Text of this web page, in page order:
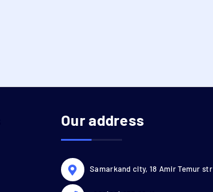
Our address
Samarkand city, 18 Amir Temur str